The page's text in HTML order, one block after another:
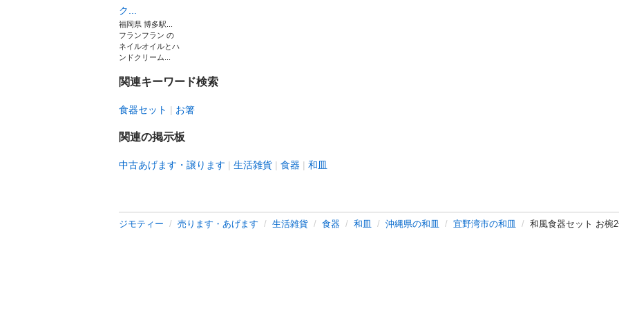
ク...
福岡県 博多駅...
フランフラン の
ネイルオイルとハ
ンドクリーム...
関連キーワード検索
食器セット お箸
関連の掲示板
中古あげます・譲ります 生活雑貨 食器 和皿
ジモティー 売ります・あげます 生活雑貨 食器 和皿 沖縄県の和皿 宜野湾市の和皿 和風食器セット お